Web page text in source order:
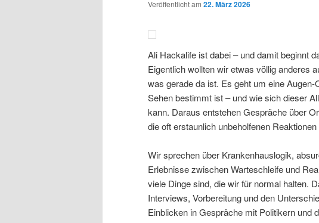
Veröffentlicht am 22. März 2026
Ali Hackalife ist dabei – und damit beginnt
Eigentlich wollten wir etwas völlig anderes
was gerade da ist. Es geht um eine
Sehen bestimmt ist – und wie sich dieser
kann. Daraus entstehen Gespräche über
die oft erstaunlich unbeholfenen
Wir sprechen über Krankenhauslogik,
Erlebnisse zwischen Warteschleife und
viele Dinge sind, die wir für normal halten.
Interviews, Vorbereitung und den
Einblicken in Gespräche mit Politikern und